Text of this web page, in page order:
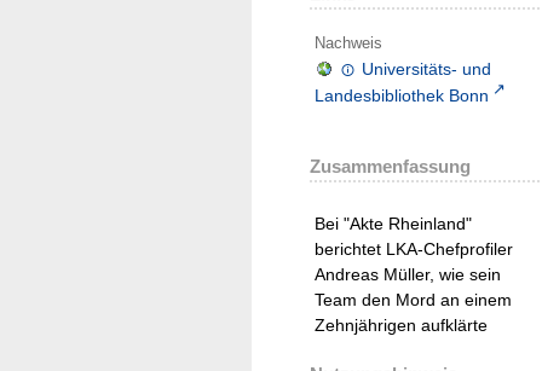
Nachweis
Universitäts- und
Landesbibliothek Bonn
Zusammenfassung
Bei "Akte Rheinland"
berichtet LKA-Chefprofiler
Andreas Müller, wie sein
Team den Mord an einem
Zehnjährigen aufklärte